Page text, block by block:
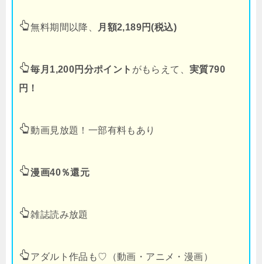
無料期間以降、 月額2,189円(税込)
毎月1,200円分ポイント がもらえて、実質790
円！
動画見放題！一部有料もあり
漫画40％還元
雑誌読み放題
アダルト作品も♡（動画・アニメ・漫画）